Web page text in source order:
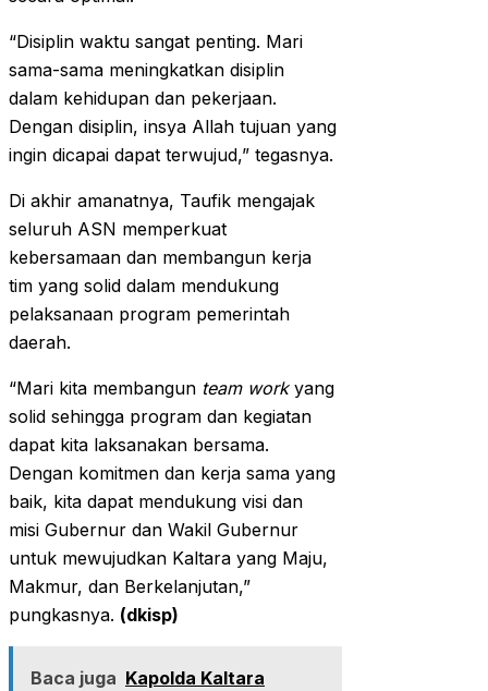
“Disiplin waktu sangat penting. Mari
sama-sama meningkatkan disiplin
dalam kehidupan dan pekerjaan.
Dengan disiplin, insya Allah tujuan yang
ingin dicapai dapat terwujud,” tegasnya.
Di akhir amanatnya, Taufik mengajak
seluruh ASN memperkuat
kebersamaan dan membangun kerja
tim yang solid dalam mendukung
pelaksanaan program pemerintah
daerah.
“Mari kita membangun team workyang
solid sehingga program dan kegiatan
dapat kita laksanakan bersama.
Dengan komitmen dan kerja sama yang
baik, kita dapat mendukung visi dan
misi Gubernur dan Wakil Gubernur
untuk mewujudkan Kaltara yang Maju,
Makmur, dan Berkelanjutan,”
pungkasnya. (dkisp)
Baca juga Kapolda Kaltara